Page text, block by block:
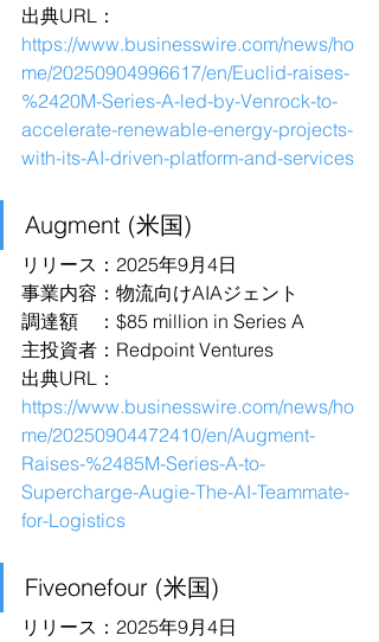
出典URL：
https://www.businesswire.com/news/ho
me/20250904996617/en/Euclid-raises-
%2420M-Series-A-led-by-Venrock-to-
accelerate-renewable-energy-projects-
with-its-AI-driven-platform-and-services
Augment (米国)
リリース：2025年9月4日
事業内容：物流向けAIAジェント
調達額　：$85 million in Series A
主投資者：Redpoint Ventures
出典URL：
https://www.businesswire.com/news/ho
me/20250904472410/en/Augment-
Raises-%2485M-Series-A-to-
Supercharge-Augie-The-AI-Teammate-
for-Logistics
Fiveonefour (米国)
リリース：2025年9月4日